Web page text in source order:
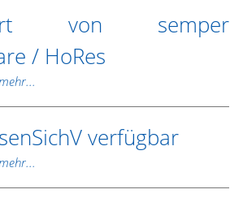
von semper
/ HoRes
verfügbar